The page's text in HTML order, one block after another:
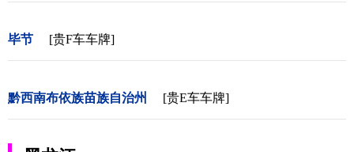
毕节 [贵F车车牌]
黔西南布依族苗族自治州 [贵E车车牌]